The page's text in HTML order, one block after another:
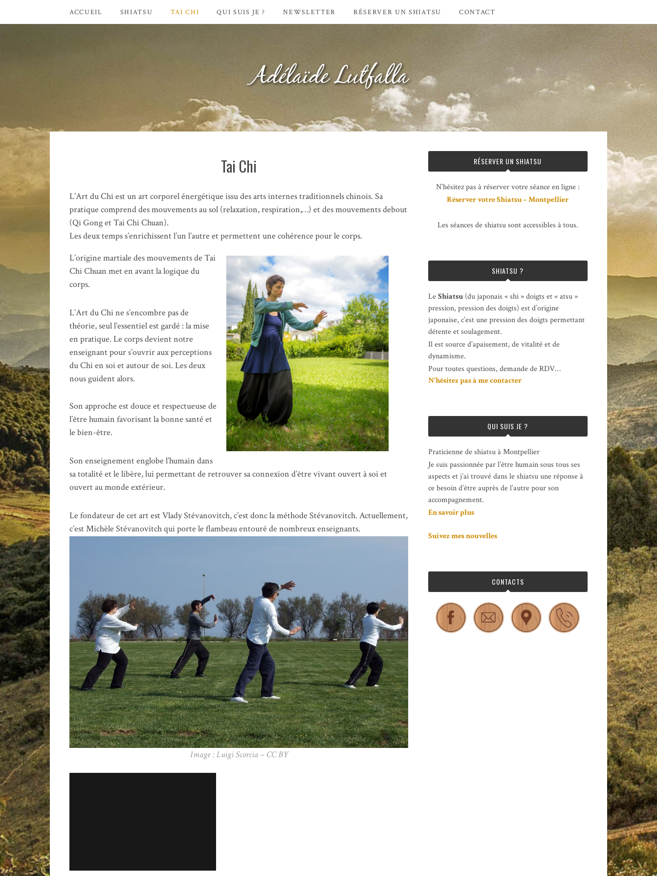
ACCUEIL SHIATSU TAI CHI QUI SUIS JE ? NEWSLETTER RÉSERVER UN SHIATSU CONTACT
Adélaïde Lutfalla
Tai Chi
L’Art du Chi est un art corporel énergétique issu des arts internes traditionnels chinois. Sa
pratique comprend des mouvements au sol (relaxation, respiration,…) et des mouvements debout
(Qi Gong et Tai Chi Chuan).
Les deux temps s’enrichissent l’un l’autre et permettent une cohérence pour le corps.
L’origine martiale des mouvements de Tai
Chi Chuan met en avant la logique du
corps.
L’Art du Chi ne s’encombre pas de
théorie, seul l’essentiel est gardé : la mise
en pratique. Le corps devient notre
enseignant pour s’ouvrir aux perceptions
du Chi en soi et autour de soi. Les deux
nous guident alors.
Son approche est douce et respectueuse de
l’être humain favorisant la bonne santé et
le bien-être.
Son enseignement englobe l’humain dans
sa totalité et le libère, lui permettant de retrouver sa connexion d’être vivant ouvert à soi et
ouvert au monde extérieur.
Le fondateur de cet art est Vlady Stévanovitch, c’est donc la méthode Stévanovitch. Actuellement,
c’est Michèle Stévanovitch qui porte le flambeau entouré de nombreux enseignants.
Image : Luigi Scorcia – CC BY
RÉSERVER UN SHIATSU
N’hésitez pas à réserver votre séance en ligne :
Réserver votre Shiatsu – Montpellier
Les séances de shiatsu sont accessibles à tous.
SHIATSU ?
LeShiatsu(du japonais « shi » doigts et « atsu »
pression, pression des doigts) est d’origine
japonaise, c’est une pression des doigts permettant
détente et soulagement.
Il est source d’apaisement, de vitalité et de
dynamisme.
Pour toutes questions, demande de RDV…
N’hésitez pas à me contacter
QUI SUIS JE ?
Praticienne de shiatsu à Montpellier
Je suis passionnée par l’être humain sous tous ses
aspects et j’ai trouvé dans le shiatsu une réponse à
ce besoin d’être auprès de l’autre pour son
accompagnement.
En savoir plus
Suivez mes nouvelles
CONTACTS